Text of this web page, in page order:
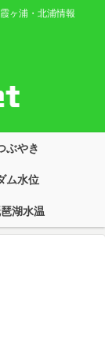
ヶ浦・北浦情報
ぶやき
ム水位
湖水温